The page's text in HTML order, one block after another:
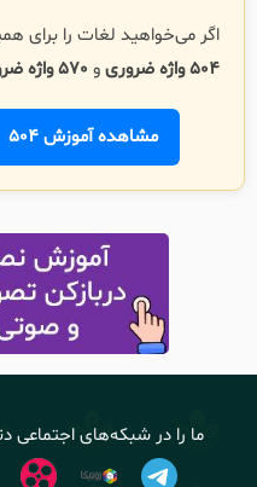
اگر می‌خواهید لغات را برای
504 واژه ضروری
و 570 واژه ضروری
مشاهده آموزش 504
ما را در شبکه‌های اجتماعی